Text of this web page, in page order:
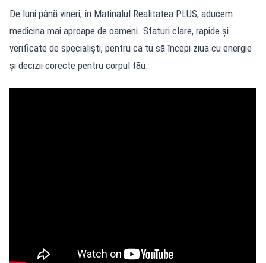
De luni până vineri, în Matinalul Realitatea PLUS, aducem
medicina mai aproape de oameni. Sfaturi clare, rapide și
verificate de specialiști, pentru ca tu să începi ziua cu energie
și decizii corecte pentru corpul tău.